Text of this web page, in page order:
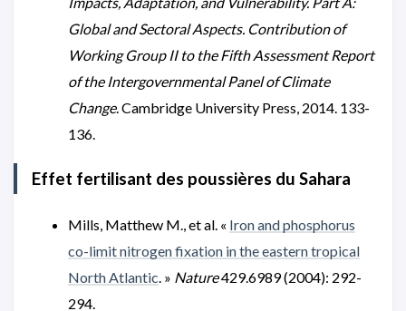
Global and Sectoral Aspects. Contribution of
Working Group II to the Fifth Assessment Report
of the Intergovernmental Panel of Climate
Change. Cambridge University Press, 2014. 133-
136.
Effet fertilisant des poussières du Sahara
Mills, Matthew M., et al. « Iron and phosphorus
co-limit nitrogen fixation in the eastern tropical
North Atlantic. » Nature429.6989 (2004): 292-
294.